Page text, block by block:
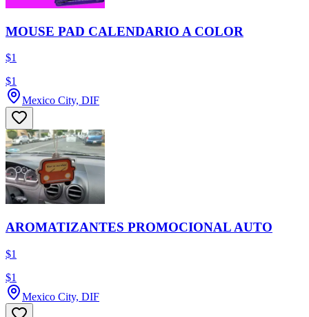
MOUSE PAD CALENDARIO A COLOR
$1
$1
Mexico City, DIF
AROMATIZANTES PROMOCIONAL AUTO
$1
$1
Mexico City, DIF